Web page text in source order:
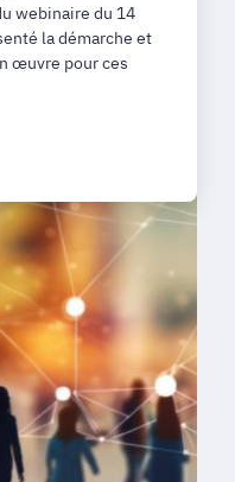
webinaire du 14
la démarche et
œuvre pour ces